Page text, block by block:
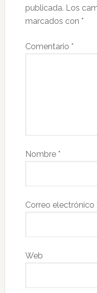
publicada. Los
marcados con *
Comentario *
Nombre *
Correo electrónico
Web